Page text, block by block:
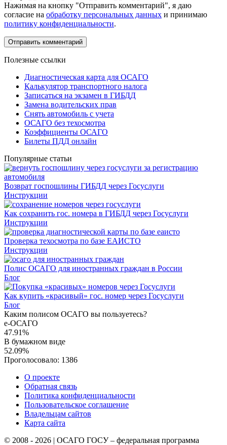
Нажимая на кнопку "Отправить комментарий", я даю
согласие на обработку персональных данных и принимаю
политику конфиденциальности.
Полезные ссылки
Диагностическая карта для ОСАГО
Калькулятор транспортного налога
Записаться на экзамен в ГИБДД
Замена водительских прав
Снять автомобиль с учета
ОСАГО без техосмотра
Коэффициенты ОСАГО
Билеты ПДД онлайн
Популярные статьи
Возврат госпошлины ГИБДД через Госуслуги
Инструкции
Как сохранить гос. номера в ГИБДД через Госуслуги
Инструкции
Проверка техосмотра по базе ЕАИСТО
Инструкции
Полис ОСАГО для иностранных граждан в России
Блог
Как купить «красивый» гос. номер через Госуслуги
Блог
Каким полисом ОСАГО вы пользуетесь?
е-ОСАГО
47.91%
В бумажном виде
52.09%
Проголосовало: 1386
О проекте
Обратная связь
Политика конфиденциальности
Пользовательское соглашение
Владельцам сайтов
Карта сайта
© 2008 - 2026 | ОСАГО ГОСУ – федеральная программа